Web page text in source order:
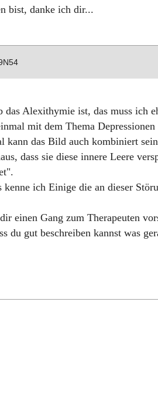
bist, danke ich dir...
Alexithymie ist, das muss ich
mit dem Thema
kann das Bild auch kombiniert
dass sie diese innere Leere
ich Einige die an dieser
einen Gang zum Therapeuten
du gut beschreiben kannst was